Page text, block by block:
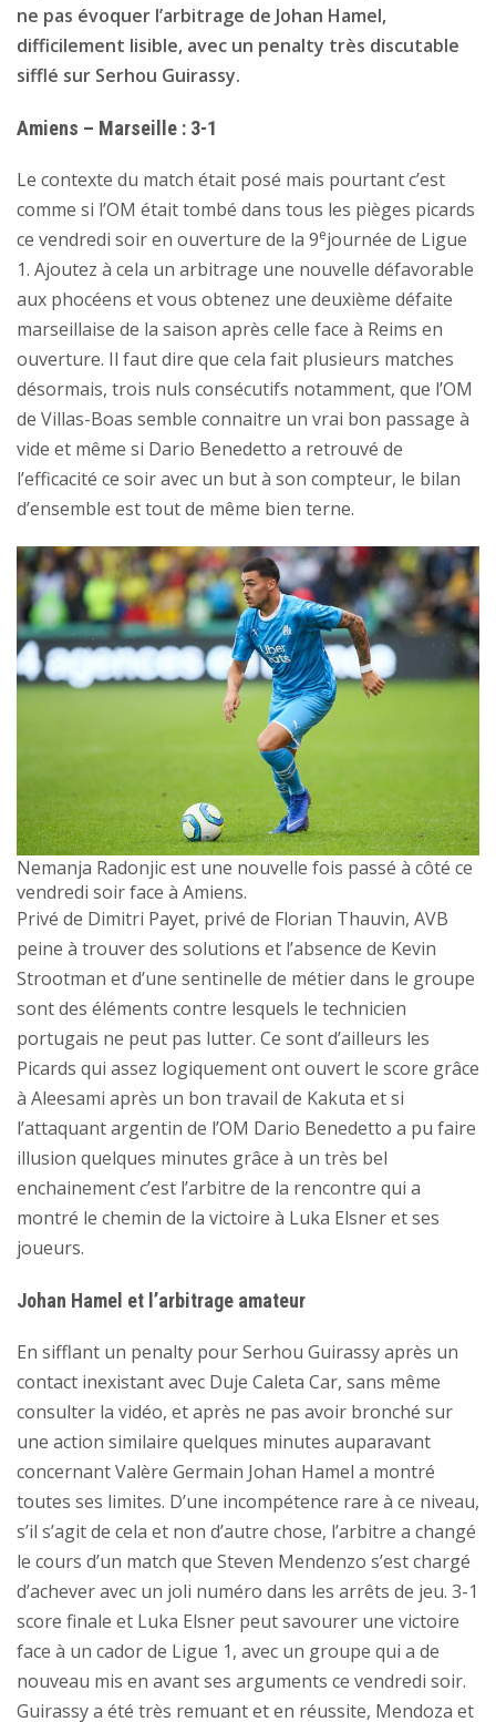
ne pas évoquer l’arbitrage de Johan Hamel,
difficilement lisible, avec un penalty très discutable
sifflé sur Serhou Guirassy.
Amiens – Marseille : 3-1
Le contexte du match était posé mais pourtant c’est
comme si l’OM était tombé dans tous les pièges picards
ce vendredi soir en ouverture de la 9ejournée de Ligue
1. Ajoutez à cela un arbitrage une nouvelle défavorable
aux phocéens et vous obtenez une deuxième défaite
marseillaise de la saison après celle face à Reims en
ouverture. Il faut dire que cela fait plusieurs matches
désormais, trois nuls consécutifs notamment, que l’OM
de Villas-Boas semble connaitre un vrai bon passage à
vide et même si Dario Benedetto a retrouvé de
l’efficacité ce soir avec un but à son compteur, le bilan
d’ensemble est tout de même bien terne.
Nemanja Radonjic est une nouvelle fois passé à côté ce
vendredi soir face à Amiens.
Privé de Dimitri Payet, privé de Florian Thauvin, AVB
peine à trouver des solutions et l’absence de Kevin
Strootman et d’une sentinelle de métier dans le groupe
sont des éléments contre lesquels le technicien
portugais ne peut pas lutter. Ce sont d’ailleurs les
Picards qui assez logiquement ont ouvert le score grâce
à Aleesami après un bon travail de Kakuta et si
l’attaquant argentin de l’OM Dario Benedetto a pu faire
illusion quelques minutes grâce à un très bel
enchainement c’est l’arbitre de la rencontre qui a
montré le chemin de la victoire à Luka Elsner et ses
joueurs.
Johan Hamel et l’arbitrage amateur
En sifflant un penalty pour Serhou Guirassy après un
contact inexistant avec Duje Caleta Car, sans même
consulter la vidéo, et après ne pas avoir bronché sur
une action similaire quelques minutes auparavant
concernant Valère Germain Johan Hamel a montré
toutes ses limites. D’une incompétence rare à ce niveau,
s’il s’agit de cela et non d’autre chose, l’arbitre a changé
le cours d’un match que Steven Mendenzo s’est chargé
d’achever avec un joli numéro dans les arrêts de jeu. 3-1
score finale et Luka Elsner peut savourer une victoire
face à un cador de Ligue 1, avec un groupe qui a de
nouveau mis en avant ses arguments ce vendredi soir.
Guirassy a été très remuant et en réussite, Mendoza et